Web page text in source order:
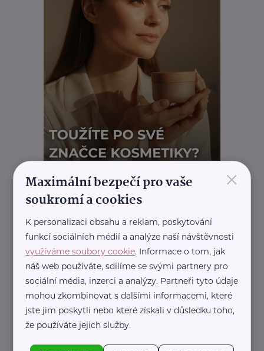
Související články
×
Maximální bezpečí pro vaše
soukromí a cookies
K personalizaci obsahu a reklam, poskytování
funkcí sociálních médií a analýze naší návštěvnosti
využíváme soubory cookie. Informace o tom, jak
náš web používáte, sdílíme se svými partnery pro
sociální média, inzerci a analýzy. Partneři tyto údaje
mohou zkombinovat s dalšími informacemi, které
jste jim poskytli nebo které získali v důsledku toho,
že používáte jejich služby.